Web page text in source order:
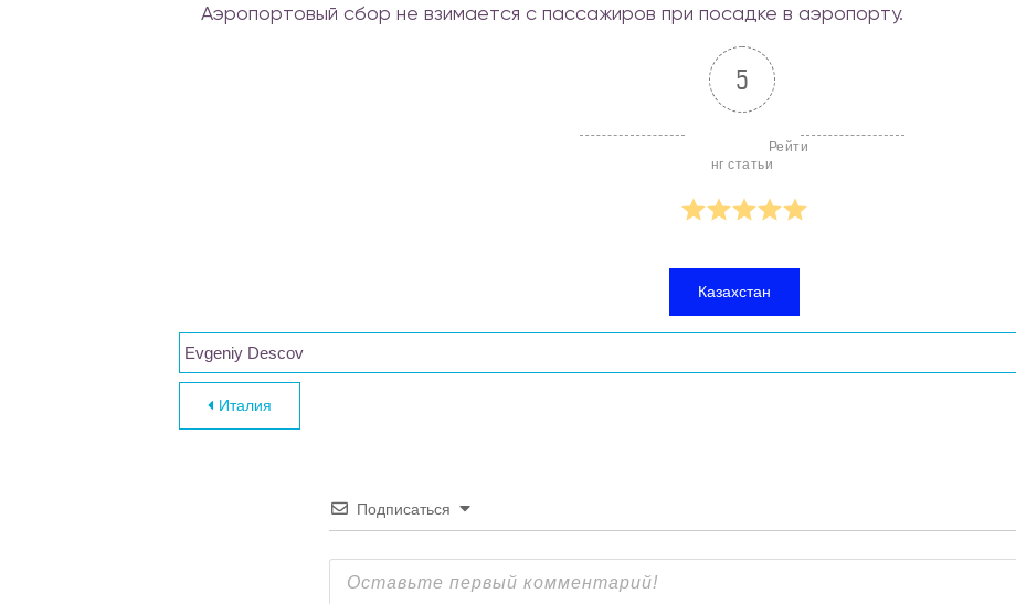
Аэропортовый сбор не взимается с пассажиров при посадке в аэропорту.
5
нг статьи
Казахстан
Evgeniy Descov
Навигация по записям
Италия
Подписаться